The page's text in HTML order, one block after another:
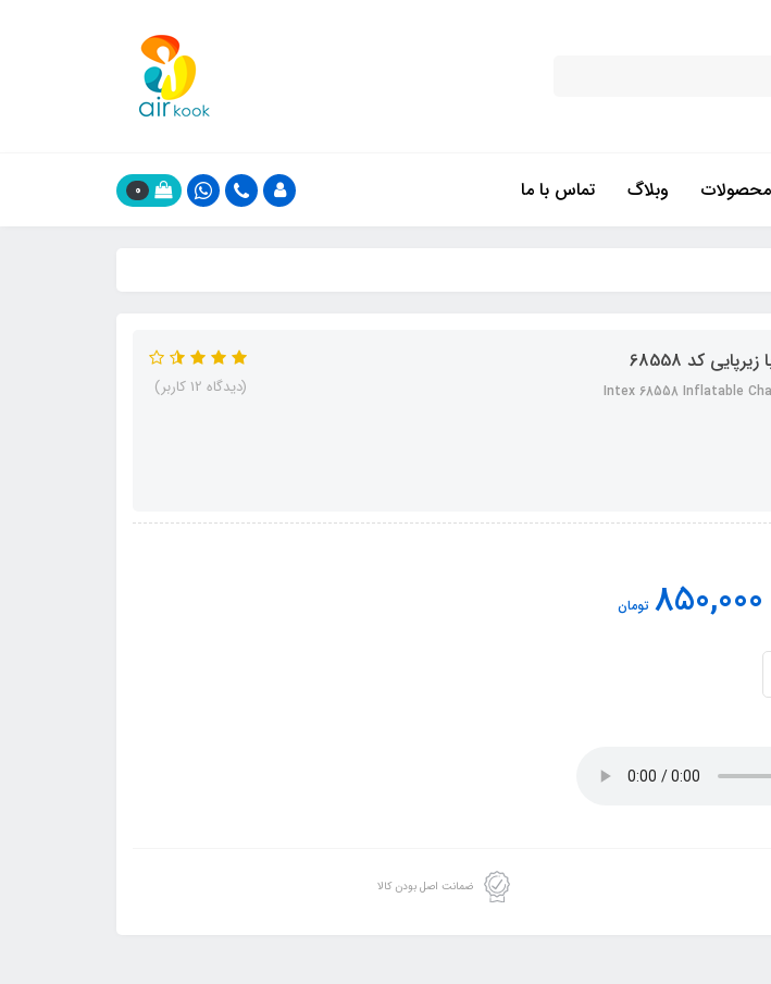
محصولات وبلاگ تماس با ما 0
کد 68558
Intex 68558 Inflatable (دیدگاه 12 کاربر)
850,000 تومان
ضمانت اصل بودن کالا